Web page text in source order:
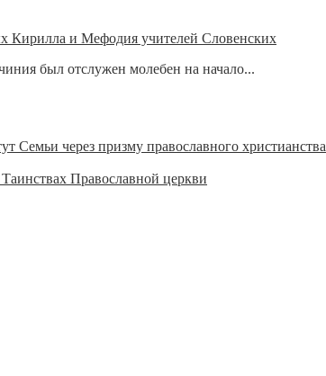
Кирилла и Мефодия учителей Словенских
был отслужен молебен на начало...
Семьи через призму православного христианства
Православной церкви